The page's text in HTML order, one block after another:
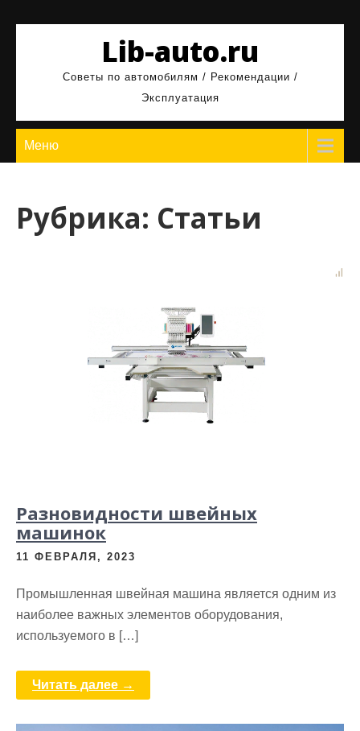
Lib-auto.ru
Советы по автомобилям / Рекомендации /
Эксплуатация
Меню
Рубрика: Статьи
Разновидности швейных
машинок
11 ФЕВРАЛЯ, 2023
Промышленная швейная машина является одним из
наиболее важных элементов оборудования,
используемого в […]
Читать далее →